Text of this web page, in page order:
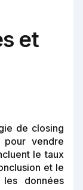
et
de closing
pour vendre
le taux
et le
données